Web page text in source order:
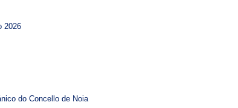
2026
do Concello de Noia